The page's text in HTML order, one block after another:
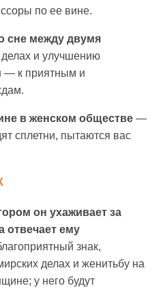
по ее вине.
сне между двумя
и улучшению
— к приятным и
в женском обществе —
сплетни, пытаются вас
он ухаживает за
отвечает ему
знак,
делах и женитьбу на
у него будут